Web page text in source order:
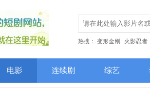
热搜： 变形金刚 火影忍者
电影 连续剧 综艺